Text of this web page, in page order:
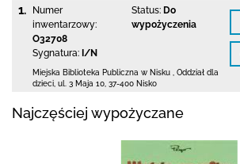
1.
Numer
inwentarzowy:
O32708
Sygnatura: I/N
Status: Do
wypożyczenia
Miejska Biblioteka Publiczna w Nisku
Oddział dla
dzieci, ul. 3 Maja 10 37-400 Nisko
Najczęściej wypożyczane